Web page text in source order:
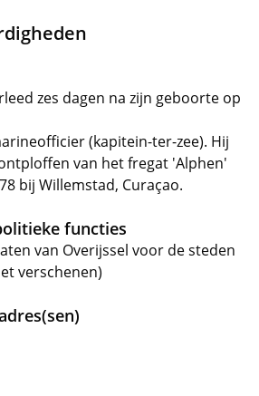
zes dagen na zijn geboorte op
(kapitein-ter-zee). Hij
van het fregat 'Alphen'
bij Willemstad, Curaçao.
functies
van Overijssel voor de steden
verschenen)